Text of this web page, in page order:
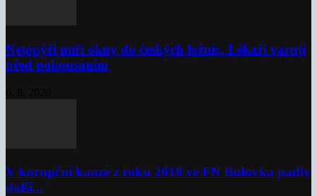
Netopýři míří okny do českých ložnic. Lékaři varují
před pokousáním
V korupční kauze z roku 2018 ve FN Bulovka padly
další...